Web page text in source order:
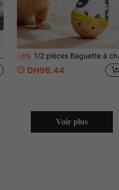
-1% 1/2 pièces Baguette à chat avec imprimé de dessin animé, base en bois durable, bâton interactif pour chat, procure exercice et divertissement, convient à toutes les races et tailles de chats, jouet pour chat durable, disponible en style avec plume artificielle ou sans plume
DH96.44
Voir plus